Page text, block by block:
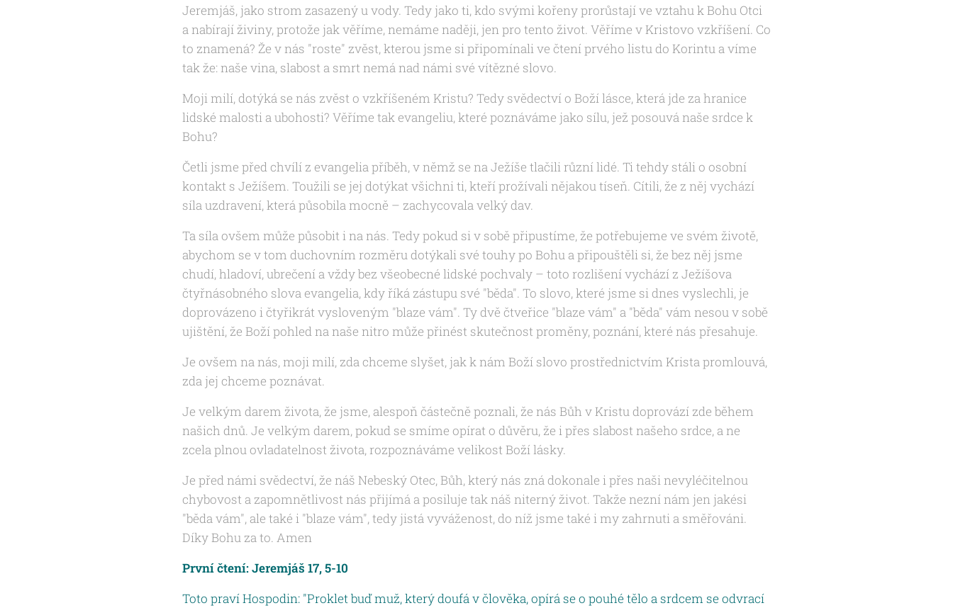
Jeremjáš, jako strom zasazený u vody. Tedy jako ti, kdo svými kořeny prorůstají ve vztahu k Bohu Otci
a nabírají živiny, protože jak věříme, nemáme naději, jen pro tento život. Věříme v Kristovo vzkříšení. Co
to znamená? Že v nás "roste" zvěst, kterou jsme si připomínali ve čtení prvého listu do Korintu a víme
tak že: naše vina, slabost a smrt nemá nad námi své vítězné slovo.
Moji milí, dotýká se nás zvěst o vzkříšeném Kristu? Tedy svědectví o Boží lásce, která jde za hranice
lidské malosti a ubohosti? Věříme tak evangeliu, které poznáváme jako sílu, jež posouvá naše srdce k
Bohu?
Četli jsme před chvílí z evangelia příběh, v němž se na Ježíše tlačili různí lidé. Ti tehdy stáli o osobní
kontakt s Ježíšem. Toužili se jej dotýkat všichni ti, kteří prožívali nějakou tíseň. Cítili, že z něj vychází
síla uzdravení, která působila mocně – zachycovala velký dav.
Ta síla ovšem může působit i na nás. Tedy pokud si v sobě připustíme, že potřebujeme ve svém životě,
abychom se v tom duchovním rozměru dotýkali své touhy po Bohu a připouštěli si, že bez něj jsme
chudí, hladoví, ubrečení a vždy bez všeobecné lidské pochvaly – toto rozlišení vychází z Ježíšova
čtyřnásobného slova evangelia, kdy říká zástupu své "běda". To slovo, které jsme si dnes vyslechli, je
doprovázeno i čtyřikrát vysloveným "blaze vám". Ty dvě čtveřice "blaze vám" a "běda" vám nesou v sobě
ujištění, že Boží pohled na naše nitro může přinést skutečnost proměny, poznání, které nás přesahuje.
Je ovšem na nás, moji milí, zda chceme slyšet, jak k nám Boží slovo prostřednictvím Krista promlouvá,
zda jej chceme poznávat.
Je velkým darem života, že jsme, alespoň částečně poznali, že nás Bůh v Kristu doprovází zde během
našich dnů. Je velkým darem, pokud se smíme opírat o důvěru, že i přes slabost našeho srdce, a ne
zcela plnou ovladatelnost života, rozpoznáváme velikost Boží lásky.
Je před námi svědectví, že náš Nebeský Otec, Bůh, který nás zná dokonale i přes naši nevyléčitelnou
chybovost a zapomnětlivost nás přijímá a posiluje tak náš niterný život. Takže nezní nám jen jakési
"běda vám", ale také i "blaze vám", tedy jistá vyváženost, do níž jsme také i my zahrnuti a směřováni.
Díky Bohu za to. Amen
První čtení: Jeremjáš 17, 5-10
Toto praví Hospodin: "Proklet buď muž, který doufá v člověka, opírá se o pouhé tělo a srdcem se odvrací